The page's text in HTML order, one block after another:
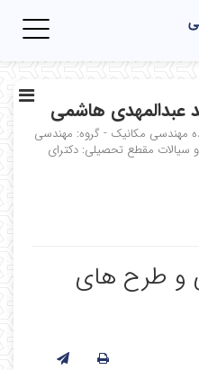
عبدالمهدی هاشمی
مهندسی مکانیک - گروه: مهندسی
سیالات مقطع تحصیلی: دکترای
و طرح های